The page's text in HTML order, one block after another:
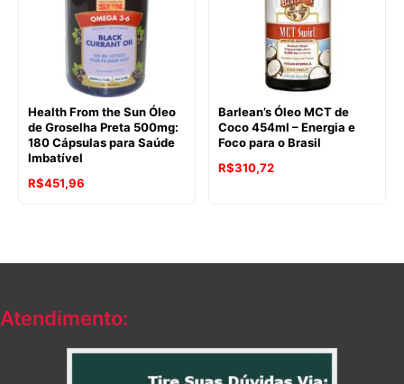
Health From the Sun Óleo
de Groselha Preta 500mg:
180 Cápsulas para Saúde
Imbatível
R$451,96
Barlean’s Óleo MCT de
Coco 454ml – Energia e
Foco para o Brasil
R$310,72
Atendimento: